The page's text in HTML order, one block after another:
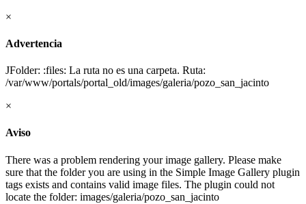
×
Advertencia
JFolder: :files: La ruta no es una carpeta. Ruta:
/var/www/portals/portal_old/images/galeria/pozo_san_jacinto
×
Aviso
There was a problem rendering your image gallery. Please make
sure that the folder you are using in the Simple Image Gallery plugin
tags exists and contains valid image files. The plugin could not
locate the folder: images/galeria/pozo_san_jacinto